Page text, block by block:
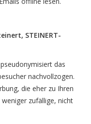
STEINERT-
das
nachvollzogen.
die eher zu Ihren
zufällige, nicht